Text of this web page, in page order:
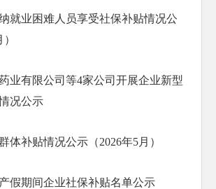
就业困难人员享受社保补贴情况公
业有限公司等4家公司开展企业新型
况公示
体补贴情况公示（2026年5月）
假期间企业社保补贴名单公示